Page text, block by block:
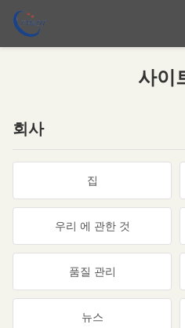
사이
회사
집
우리 에 관한 것
품질 관리
뉴스